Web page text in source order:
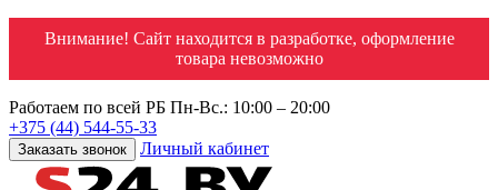
Внимание! Сайт находится в разработке, оформление
товара невозможно
Работаем по всей РБ Пн-Вс.: 10:00 – 20:00
+375 (44) 544-55-33
Заказать звонок Личный кабинет